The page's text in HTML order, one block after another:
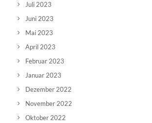
Juli 2023
Juni 2023
Mai 2023
April 2023
Februar 2023
Januar 2023
Dezember 2022
November 2022
Oktober 2022